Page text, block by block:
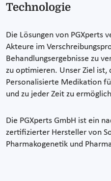
Technologie
Die Lösungen von PGXperts
Akteure im
Behandlungsergebnisse zu
zu optimieren. Unser Ziel ist,
Personalisierte Medikation
und zu jeder Zeit zu
Die PGXperts GmbH ist ein
zertifizierter Hersteller von
Pharmakogenetik und